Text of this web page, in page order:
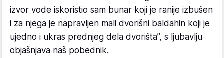
izvor vode iskoristio sam bunar koji je ranije izbušen
i za njega je napravljen mali dvorišni baldahin koji je
ujedno i ukras prednjeg dela dvorišta”, s ljubavlju
objašnjava naš pobednik.